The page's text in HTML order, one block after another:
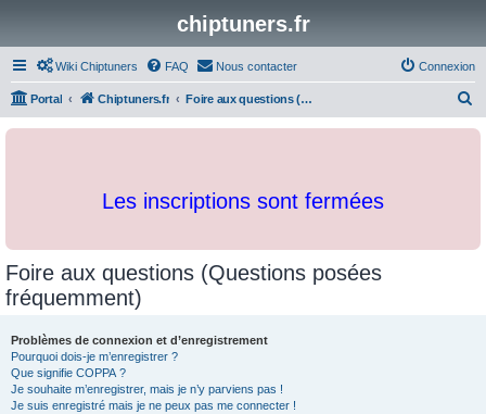
chiptuners.fr
Wiki Chiptuners FAQ Nous contacter Connexion
Portal Chiptuners.fr Foire aux questions (Questions posées fréquemment)
c
Les inscriptions sont fermées
Foire aux questions (Questions posées
fréquemment)
Problèmes de connexion et d’enregistrement
Pourquoi dois-je m’enregistrer ?
Que signifie COPPA ?
Je souhaite m’enregistrer, mais je n’y parviens pas !
Je suis enregistré mais je ne peux pas me connecter !